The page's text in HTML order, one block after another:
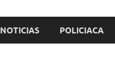
NOTICIAS POLICIACA